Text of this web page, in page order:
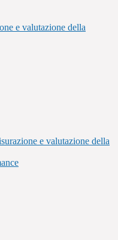
e valutazione della
e valutazione della